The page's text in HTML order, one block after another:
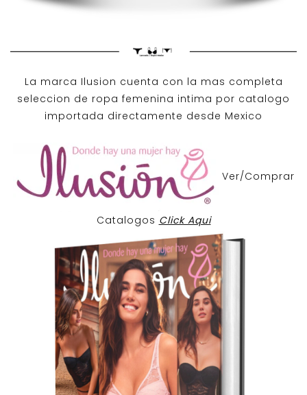
La marca Ilusion cuenta con la mas completa
seleccion de ropa femenina intima por catalogo
importada directamente desde Mexico
Ver/Comprar
Catalogos Click Aqui